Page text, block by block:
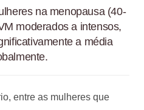
na menopausa (40-
moderados a intensos,
a média
entre as mulheres que